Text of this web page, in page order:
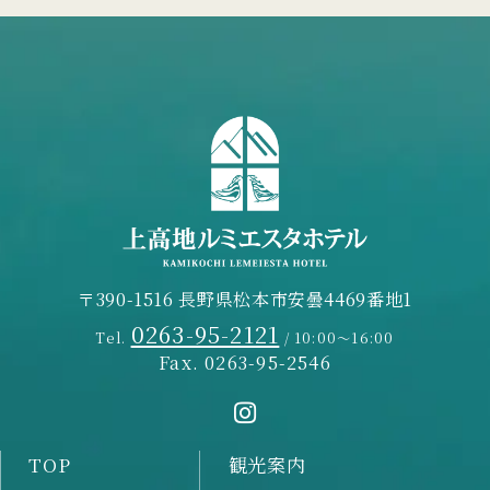
〒390-1516 長野県松本市安曇4469番地1
Tel. 0263-95-2121 / 10:00～16:00
Fax. 0263-95-2546
TOP
観光案内